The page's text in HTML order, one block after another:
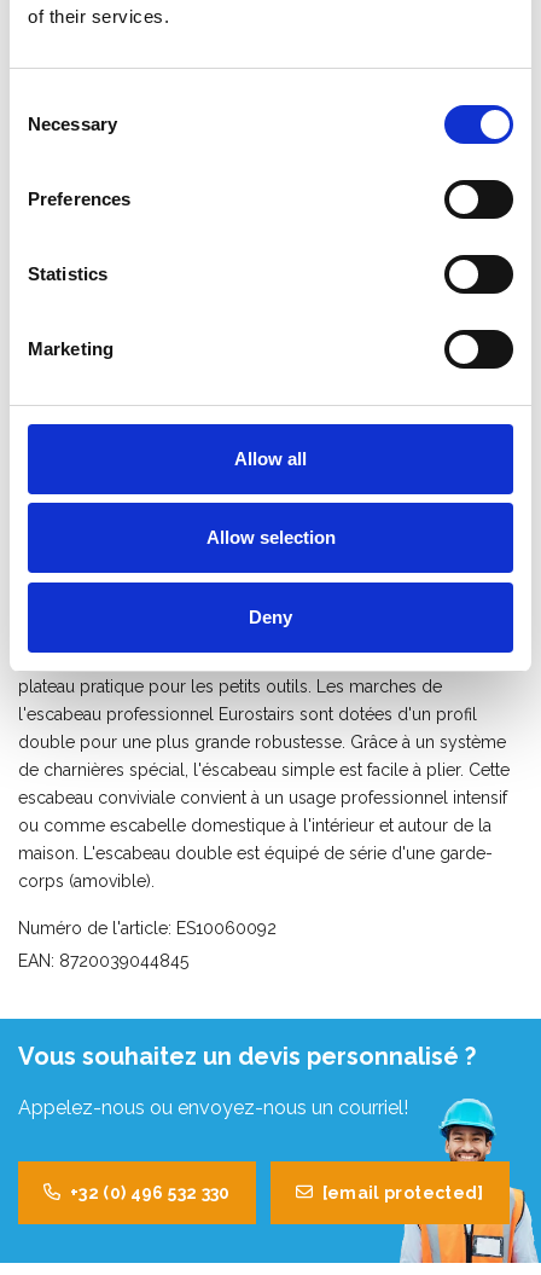
of their services.
Selection
Necessary
Preferences
Statistics
Marketing
Allow all
Allow selection
Deny
Description
Escabeau double Eurostairs 10
marches avec garde-corps
L'escabeau double 2x10 marches d'Eurostairs est léger et
possède un revêtement anti-salissures. L'escabeau est doté d'un
plateau pratique pour les petits outils. Les marches de
l'escabeau professionnel Eurostairs sont dotées d'un profil
double pour une plus grande robustesse. Grâce à un système
de charnières spécial, l'éscabeau simple est facile à plier. Cette
escabeau conviviale convient à un usage professionnel intensif
ou comme escabelle domestique à l'intérieur et autour de la
maison. L'escabeau double est équipé de série d'une garde-
corps (amovible).
Numéro de l'article: ES10060092
EAN: 8720039044845
Vous souhaitez un devis personnalisé ?
Appelez-nous ou envoyez-nous un courriel!
+32 (0) 496 532 330 [email protected]